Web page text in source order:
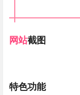
网站截图
特色功能